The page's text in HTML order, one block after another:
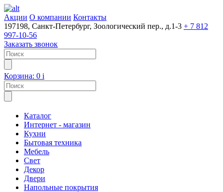
Акции О компании Контакты
197198, Санкт-Петербург, Зоологический пер., д.1-3 + 7 812
997-10-56
Заказать звонок
Корзина: 0 i
Каталог
Интернет - магазин
Кухни
Бытовая техника
Мебель
Свет
Декор
Двери
Напольные покрытия